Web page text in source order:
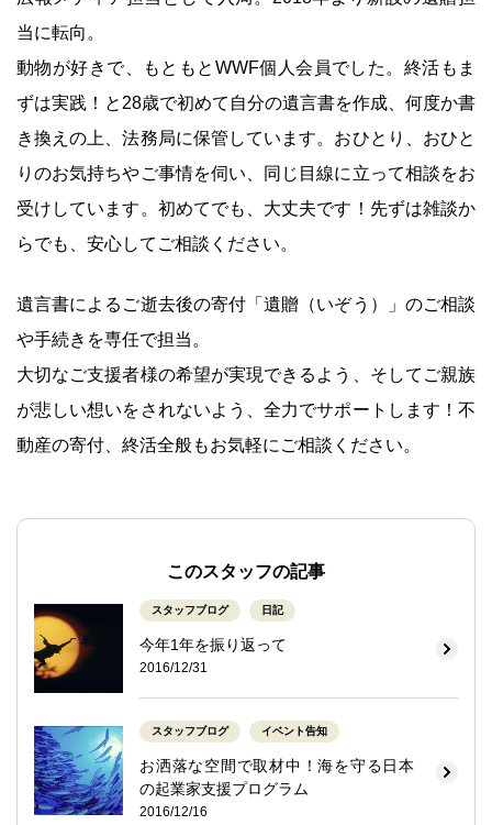
当に転向。
動物が好きで、もともとWWF個人会員でした。終活もま
ずは実践！と28歳で初めて自分の遺言書を作成、何度か書
き換えの上、法務局に保管しています。おひとり、おひと
りのお気持ちやご事情を伺い、同じ目線に立って相談をお
受けしています。初めてでも、大丈夫です！先ずは雑談か
らでも、安心してご相談ください。
遺言書によるご逝去後の寄付「遺贈（いぞう）」のご相談
や手続きを専任で担当。
大切なご支援者様の希望が実現できるよう、そしてご親族
が悲しい想いをされないよう、全力でサポートします！不
動産の寄付、終活全般もお気軽にご相談ください。
このスタッフの記事
スタッフブログ 日記
今年1年を振り返って
2016/12/31
スタッフブログ イベント告知
お洒落な空間で取材中！海を守る日本
の起業家支援プログラム
2016/12/16